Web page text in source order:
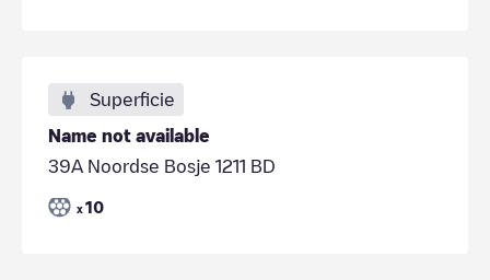
Superficie
Name not available
39A Noordse Bosje 1211 BD
x 10